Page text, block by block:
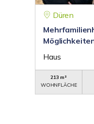
Düren
Haus
213 m²
WOHNFLÄCHE